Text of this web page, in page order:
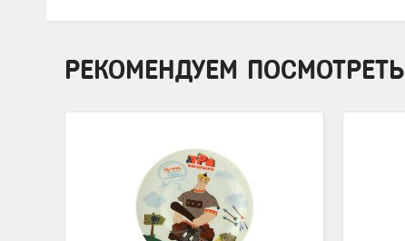
РЕКОМЕНДУЕМ ПОСМОТРЕТЬ